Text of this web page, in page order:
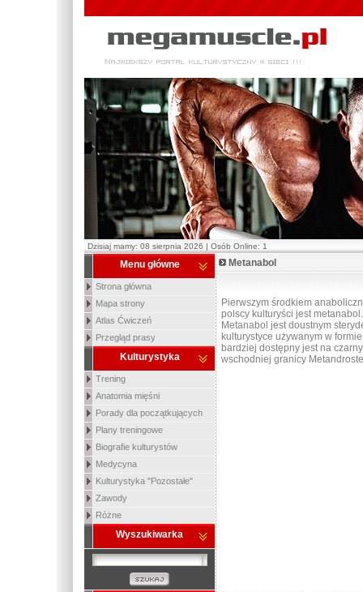
Dzisiaj mamy: 08 sierpnia 2026 | Osób Online: 1
Menu główne
Strona główna
Mapa strony
Atlas Ćwiczeń
Przegląd prasy
Kulturystyka
Trening
Anatomia mięśni
Porady dla początkujących
Plany treningowe
Biografie kulturystów
Medycyna
Kulturystyka "Pozostałe"
Zawody
Różne
Wyszukiwarka
Metanabol
Pierwszym środkiem
polscy kulturyści jest metanabol.
Metanabol jest doustnym
kulturystyce używanym w
bardziej dostępny jest na
wschodniej granicy